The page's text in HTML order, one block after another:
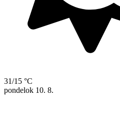
31/15 °C
pondelok 10. 8.